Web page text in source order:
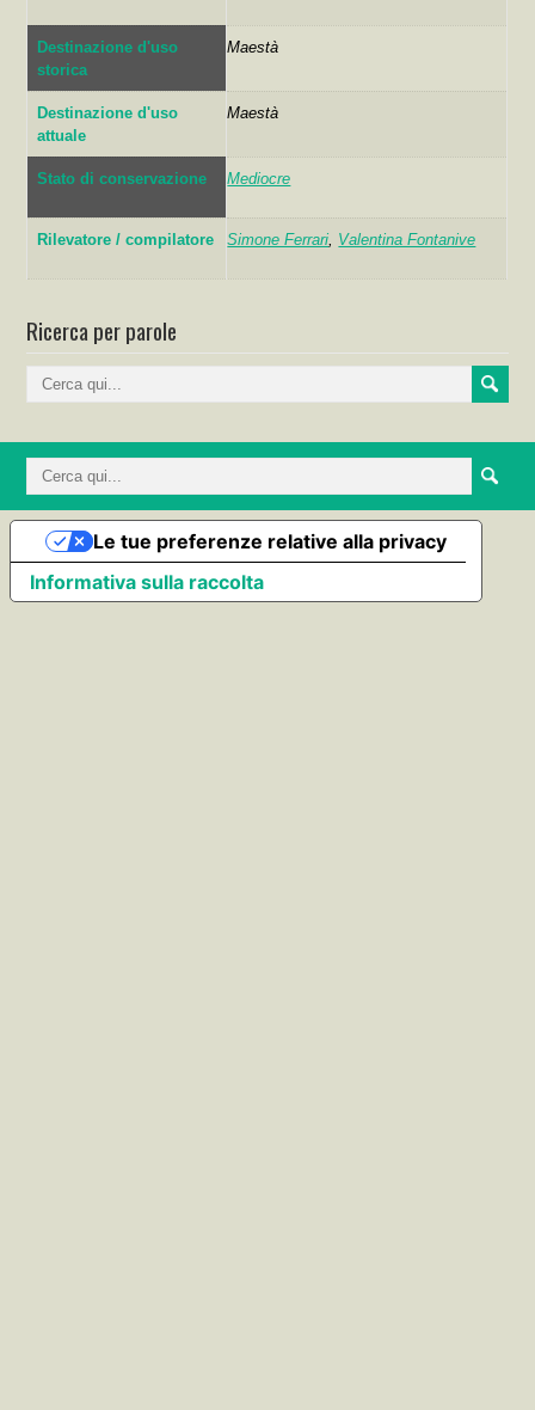
Destinazione d'uso
storica
Maestà
Destinazione d'uso
attuale
Maestà
Stato di conservazione Mediocre
Rilevatore / compilatore Simone Ferrari Valentina Fontanive
Ricerca per parole
Informativa sulla raccolta
Le tue preferenze relative alla privacy